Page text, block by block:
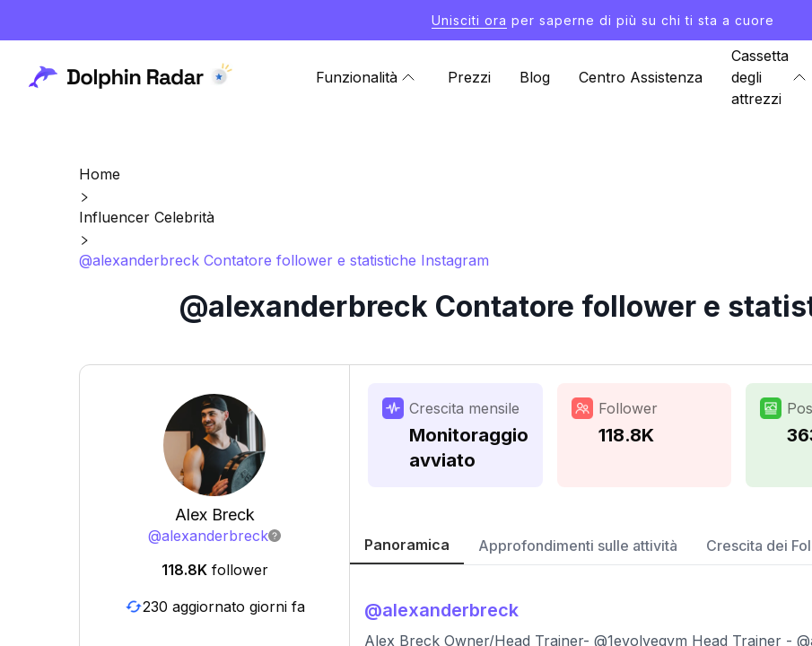
Unisciti ora per saperne di più su chi ti sta a cuore
Funzionalità Prezzi Blog Centro Assistenza
Cassetta
degli
attrezzi
Home
Influencer Celebrità
@alexanderbreck Contatore follower e statistiche Instagram
@alexanderbreck Contatore follower e
Alex Breck
@alexanderbreck
118.8K follower
230 aggiornato giorni fa
Crescita mensile
Monitoraggio
avviato
Follower
118.8K
Panoramica Approfondimenti sulle attività Crescita dei
@alexanderbreck
Alex Breck Owner/Head Trainer- @1evolvegym Head Trainer -